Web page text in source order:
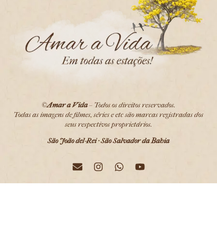
©Amar a Vida– Todos os direitos reservados.
Todas as imagens de filmes, séries e etc são marcas registradas dos
seus respectivos proprietários.
São João del-Rei · São Salvador da Bahia